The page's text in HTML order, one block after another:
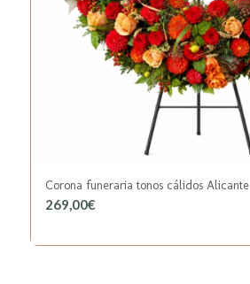
Corona funeraria tonos cálidos Alicante
269,00€